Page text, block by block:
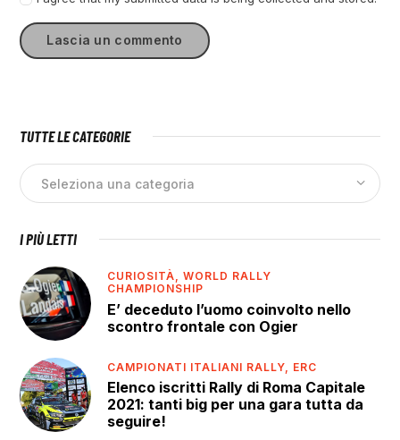
TUTTE LE CATEGORIE
I PIÙ LETTI
CURIOSITÀ,WORLD RALLY
CHAMPIONSHIP
E’ deceduto l’uomo coinvolto nello
scontro frontale con Ogier
CAMPIONATI ITALIANI RALLY, ERC
Elenco iscritti Rally di Roma Capitale
2021: tanti big per una gara tutta da
seguire!